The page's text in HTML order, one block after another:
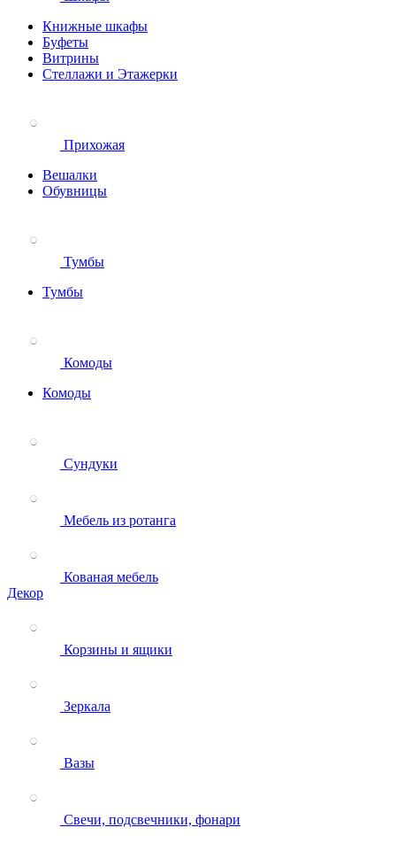
Книжные шкафы
Буфеты
Витрины
Стеллажи и Этажерки
Прихожая
Вешалки
Обувницы
Тумбы
Тумбы
Комоды
Комоды
Сундуки
Мебель из ротанга
Кованая мебель
Декор
Корзины и ящики
Зеркала
Вазы
Свечи, подсвечники, фонари